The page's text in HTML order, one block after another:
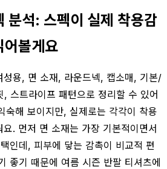
분석: 스펙이 실제 착용감
어볼게요
성용, 면 소재, 라운드넥, 캡소매, 기본/
스트라이프 패턴으로 정리할 수 있어
숙해 보이지만, 실제로는 각각이 착용
. 먼저 면 소재는 가장 기본적이면서
인데, 피부에 닿는 감촉이 비교적 편
좋기 때문에 여름 시즌 반팔 티셔츠에